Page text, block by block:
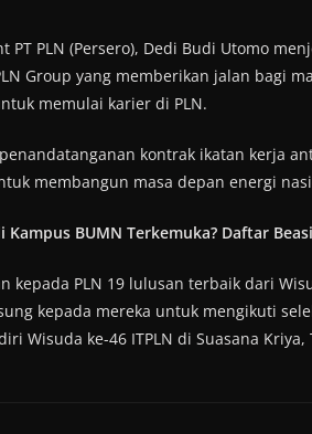
PT PLN (Persero), Dedi Budi Utomo
Group yang memberikan jalan bagi
memulai karier di PLN.
kontrak ikatan kerja
membangun masa depan energi
BUMN Terkemuka? Daftar
kepada PLN 19 lulusan terbaik dari
kepada mereka untuk mengikuti
Wisuda ke-46 ITPLN di Suasana